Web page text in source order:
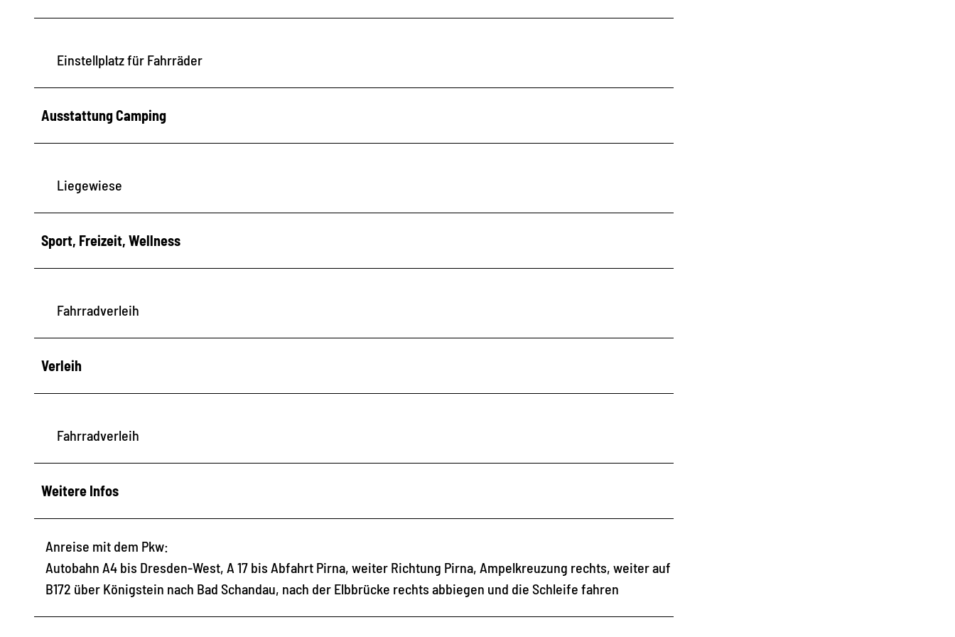
Einstellplatz für Fahrräder
Ausstattung Camping
Liegewiese
Sport, Freizeit, Wellness
Fahrradverleih
Verleih
Fahrradverleih
Weitere Infos
Anreise mit dem Pkw:
Autobahn A4 bis Dresden-West, A 17 bis Abfahrt Pirna, weiter Richtung Pirna, Ampelkreuzung rechts, weiter auf
B172 über Königstein nach Bad Schandau, nach der Elbbrücke rechts abbiegen und die Schleife fahren